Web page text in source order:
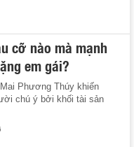
cỡ nào mà mạnh
em gái?
Phương Thúy khiến
chú ý bởi khối tài sản